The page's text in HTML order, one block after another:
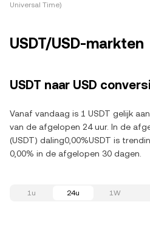
Universal Time)
USDT/USD-markten
USDT naar USD
Vanaf vandaag is 1 USDT gelijk
van de afgelopen 24 uur. In de
(USDT) daling0,00%USDT is
0,00% in de afgelopen 30 dagen.
1u 24u 1W